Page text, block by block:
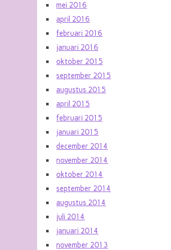
mei 2016
april 2016
februari 2016
januari 2016
oktober 2015
september 2015
augustus 2015
april 2015
februari 2015
januari 2015
december 2014
november 2014
oktober 2014
september 2014
augustus 2014
juli 2014
januari 2014
november 2013